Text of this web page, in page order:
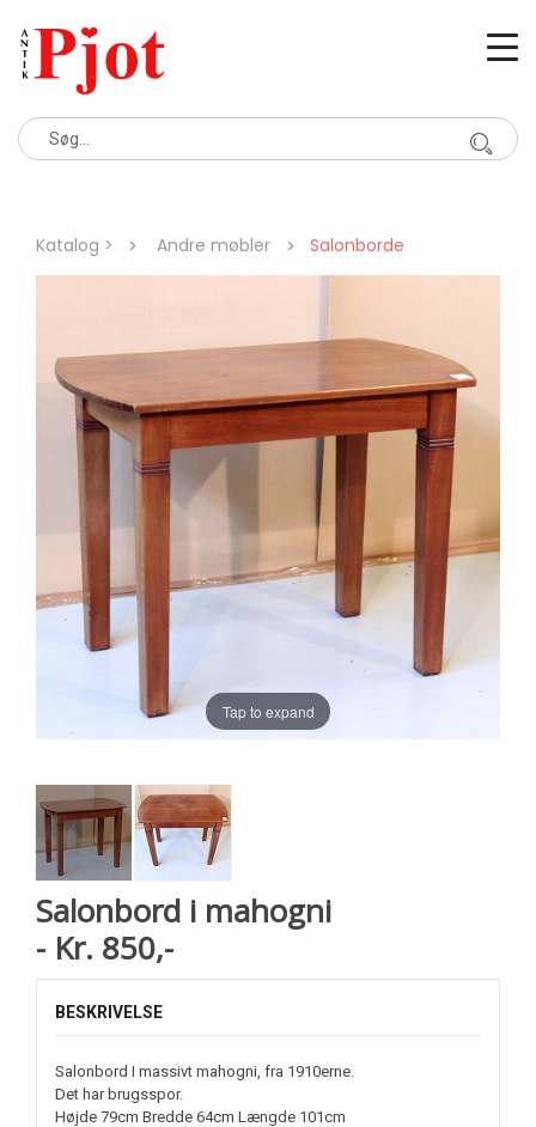
Katalog > Andre møbler Salonborde
Tap to expand
Salonbord i mahogni
- Kr. 850,-
BESKRIVELSE
Salonbord I massivt mahogni, fra 1910erne.
Det har brugsspor.
Højde 79cm Bredde 64cm Længde 101cm